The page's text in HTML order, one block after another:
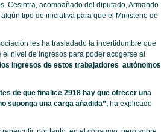
Cesintra, acompañado del diputado, Armando
tipo de iniciativa para que el Ministerio de
les ha trasladado la incertidumbre que
nivel de ingresos para poder acogerse al
ingresos de estos trabajadores autónomos
de que finalice 2918 hay que ofrecer una
suponga una carga añadida”, ha explicado